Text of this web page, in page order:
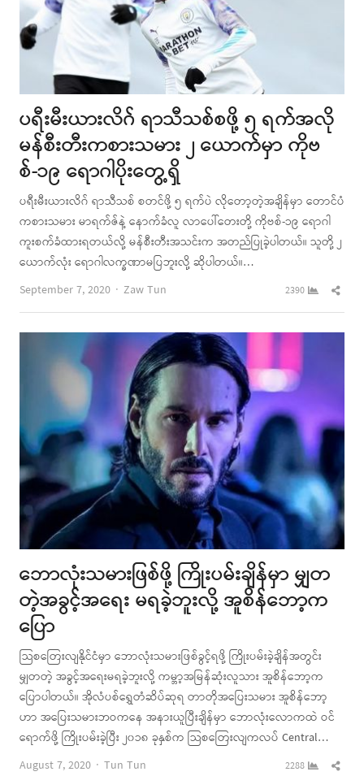
ပရီးမီးယားလိဂ် ရာသီသစ်စဖို့ ၅ ရက်အလို
မန်စီးတီးကစားသမား ၂ ယောက်မှာ ကိုဗ
စ်-၁၉ ရောဂါပိုးတွေ့ရှိ
ပရီးမီးယားလိဂ် ရာသီသစ် စတင်ဖို့ ၅ ရက်ပဲ လိုတော့တဲ့အချိန်မှာ တောင်ပံ
ကစားသမား မာရက်ဇ်နဲ့ နောက်ခံလူ လာပေါ်တေးတို့ ကိုဗစ်-၁၉ ရောဂါ
ကူးစက်ခံထားရတယ်လို့ မန်စီးတီးအသင်းက အတည်ပြုခဲ့ပါတယ်။ သူတို့ ၂
ယောက်လုံး ရောဂါလက္ခဏာမပြဘူးလို့ ဆိုပါတယ်။…
September 7, 2020
Author
Zaw Tun 2390
ဘောလုံးသမားဖြစ်ဖို့ ကြိုးပမ်းချိန်မှာ မျှတ
တဲ့အခွင့်အရေး မရခဲ့ဘူးလို့ အူစိန်ဘော့က
ပြော
သြစတြေးလျနိုင်ငံမှာ ဘောလုံးသမားဖြစ်ခွင့်ရဖို့ ကြိုးပမ်းခဲ့ချိန်အတွင်း
မျှတတဲ့ အခွင့်အရေးမရခဲ့ဘူးလို့ ကမ္ဘာ့အမြန်ဆုံးလူသား အူစိန်ဘော့က
ပြောပါတယ်။ အိုလံပစ်ရွှေတံဆိပ်ဆုရ တာတိုအပြေးသမား အူစိန်ဘော့
ဟာ အပြေးသမားဘဝကနေ အနားယူပြီးချိန်မှာ ဘောလုံးလောကထဲ ဝင်
ရောက်ဖို့ ကြိုးပမ်းခဲ့ပြီး ၂၀၁၈ ခုနှစ်က သြစတြေးလျကလပ် Central…
August 7, 2020
Author
Tun Tun 2288